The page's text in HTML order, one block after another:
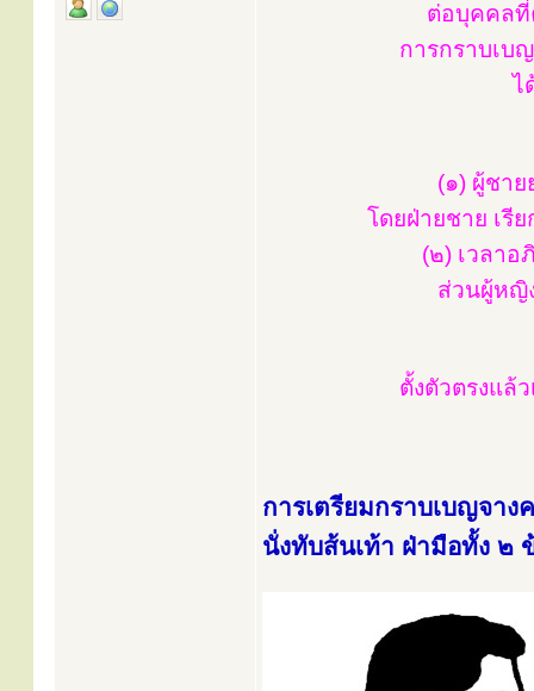
ต่อบุคคลที่
การกราบเบ
ไ
(๑) ผู้ชา
โดยฝ่ายชาย เรี
(๒) เวลาอ
ส่วนผู้หญิ
ตั้งตัวตรงแล้
การเตรียมกราบเบญจาง
นั่งทับส้นเท้า ฝ่ามือทั้ง ๒